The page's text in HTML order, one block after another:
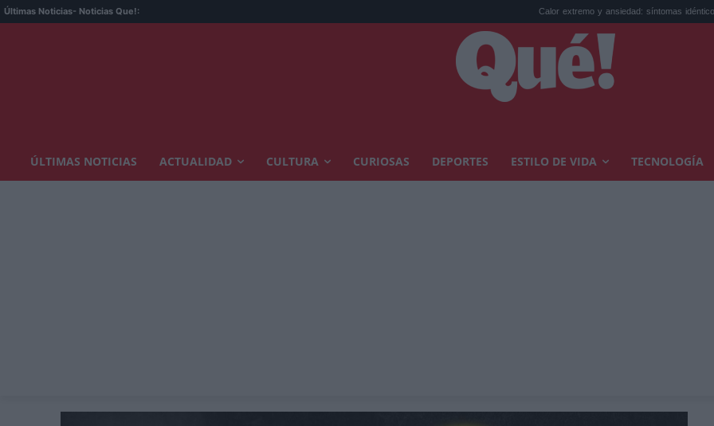
Últimas Noticias- Noticias Que!: Calor extremo y ansiedad: síntomas idénticos que a...
ÚLTIMAS NOTICIAS ACTUALIDAD CULTURA CURIOSAS DEPORTES ESTILO DE VIDA TECNOLOGÍA